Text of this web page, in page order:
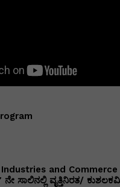
and
ಸಾಲಿನಲ್ಲಿ ವೃತ್ತಿನಿರತ/